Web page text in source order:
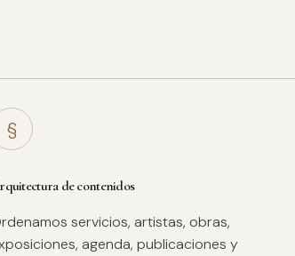
§
de contenidos
servicios, artistas, obras,
agenda, publicaciones y